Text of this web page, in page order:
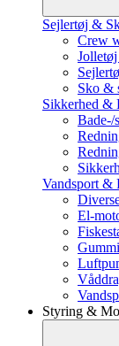
Sejlertøj &
Crew
Sko &
Sikkerhed &
Bade-/
Vandsport &
El-
Styring &